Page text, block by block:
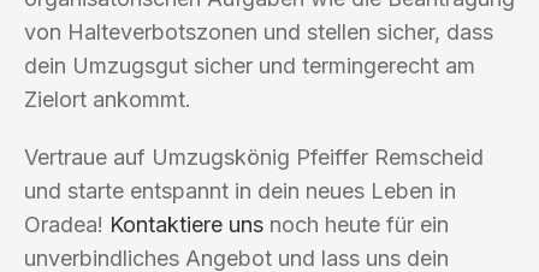
von Halteverbotszonen und stellen sicher, dass
dein Umzugsgut sicher und termingerecht am
Zielort ankommt.
Vertraue auf Umzugskönig Pfeiffer Remscheid
und starte entspannt in dein neues Leben in
Oradea! Kontaktiere uns noch heute für ein
unverbindliches Angebot und lass uns dein